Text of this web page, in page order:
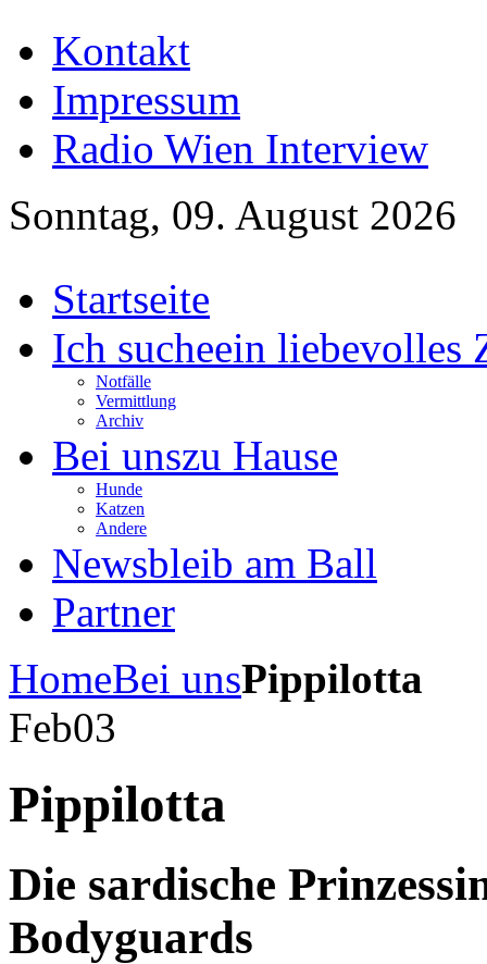
Kontakt
Impressum
Radio Wien Interview
Sonntag, 09. August 2026
Startseite
Ich sucheein liebevolles
Notfälle
Vermittlung
Archiv
Bei unszu Hause
Hunde
Katzen
Andere
Newsbleib am Ball
Partner
HomeBei unsPippilotta
Feb03
Pippilotta
Die sardische
Bodyguards